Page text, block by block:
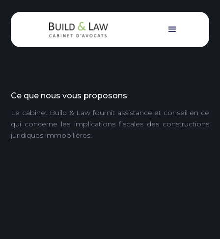
Ce que nous vous proposons
Le cabinet Build & Law fournit assistance et conseil en ce
qui concerne les implications fiscales des constructions
juridiques immobilières.